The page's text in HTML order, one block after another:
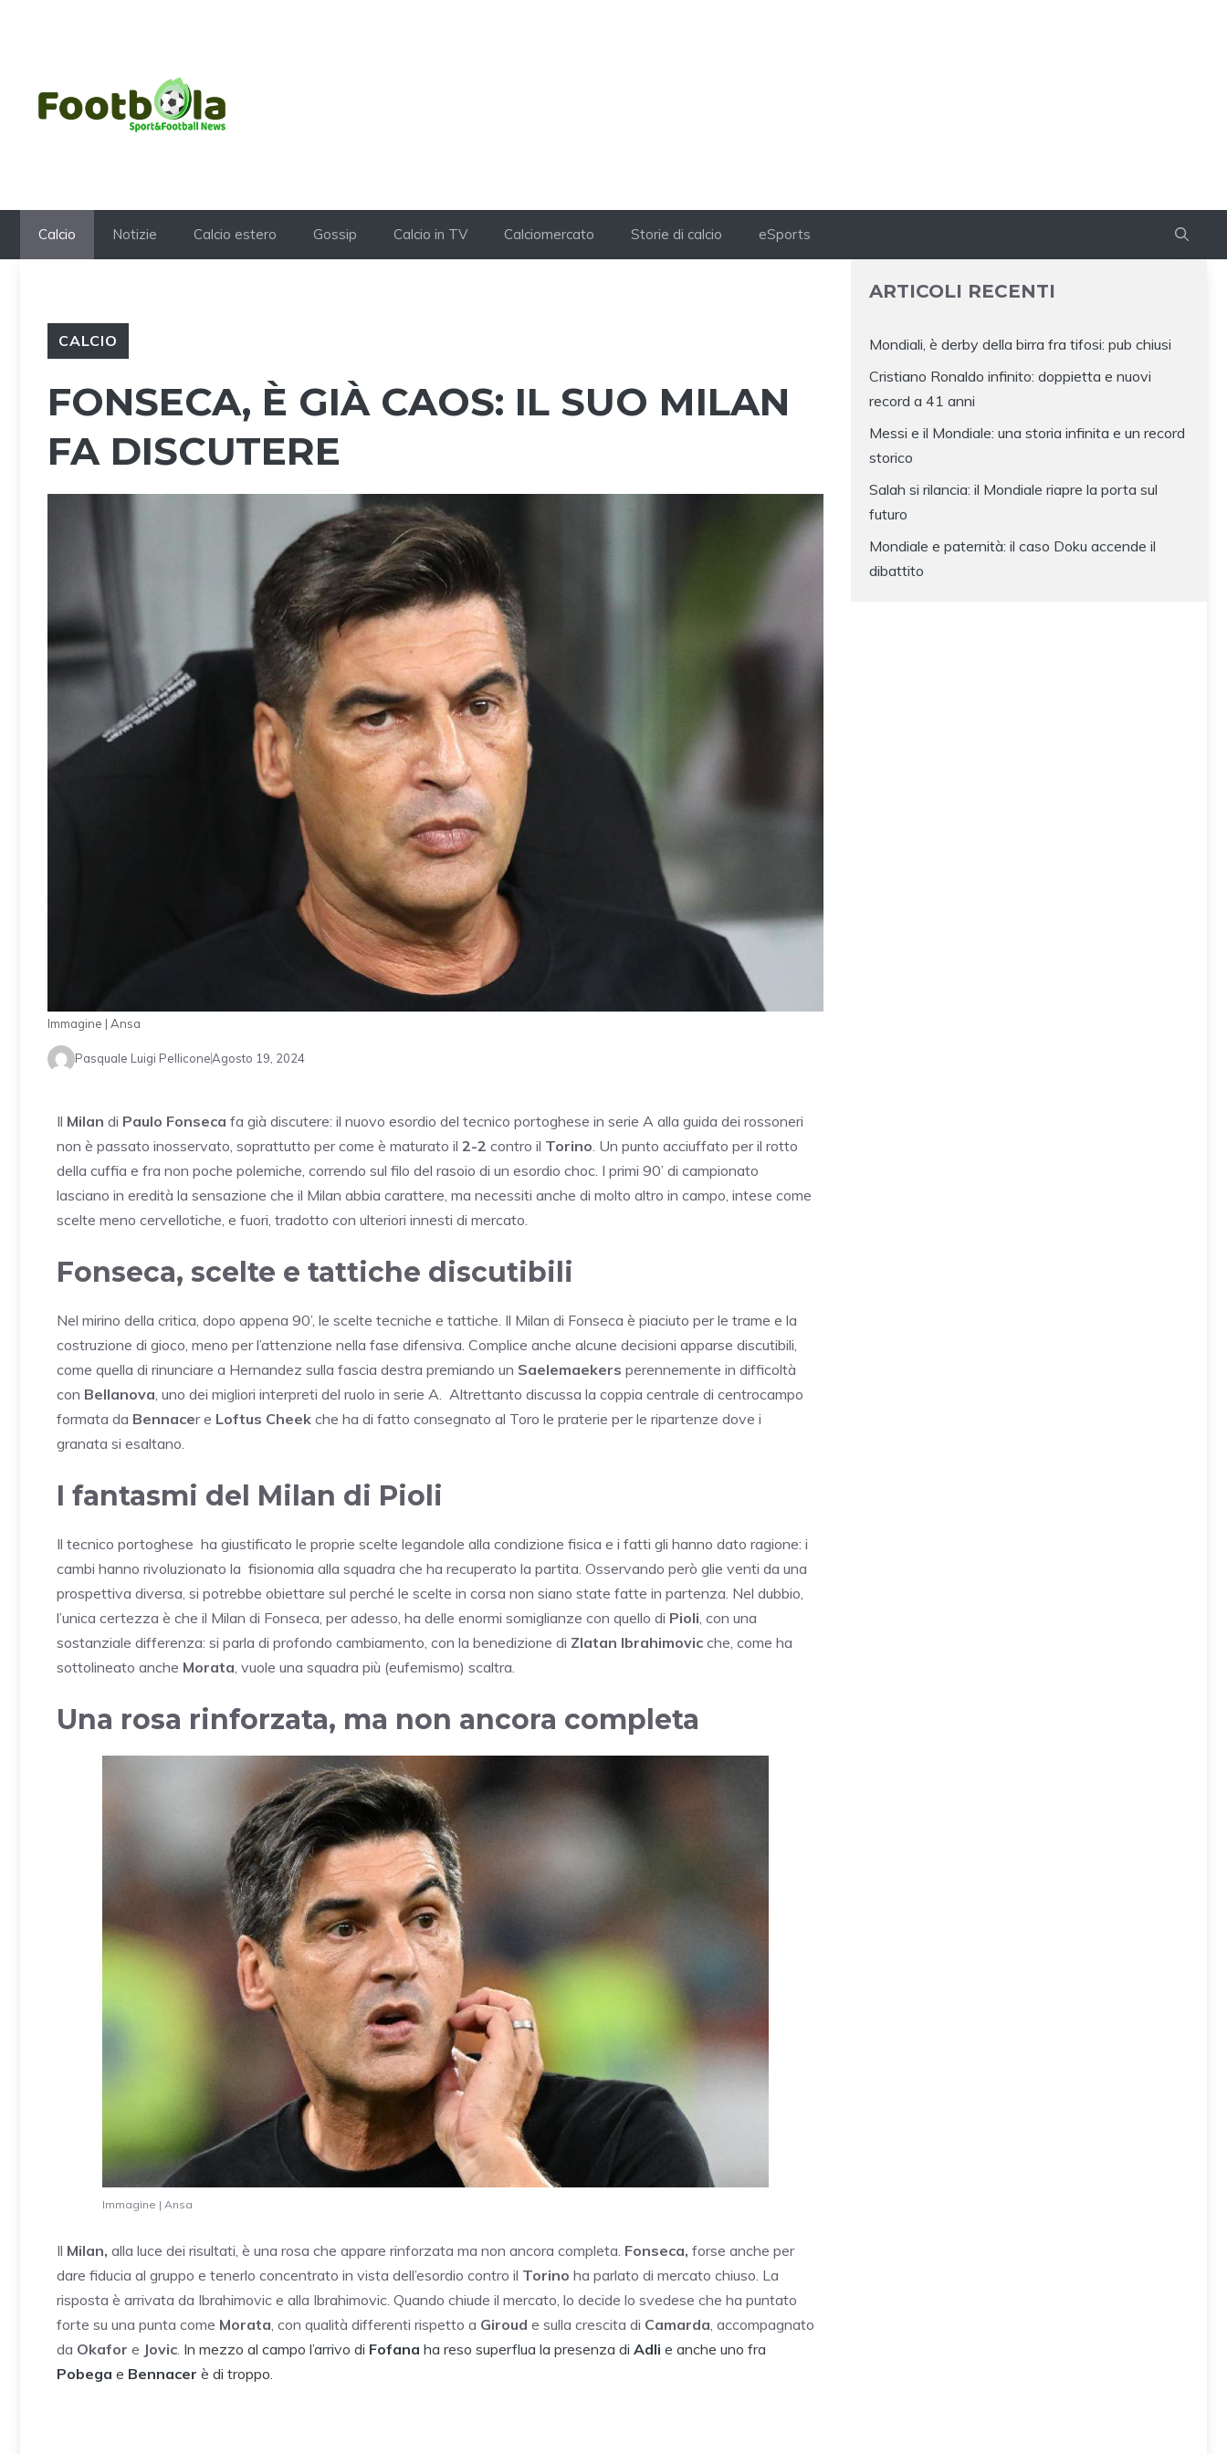
Calcio Notizie Calcio estero Gossip Calcio in TV Calciomercato Storie di calcio eSports
CALCIO
FONSECA, È GIÀ CAOS: IL SUO MILAN
FA DISCUTERE
Immagine | Ansa
Pasquale Luigi PelliconeAgosto 19, 2024
Il Milan di Paulo Fonseca fa già discutere: il nuovo esordio del tecnico portoghese in serie A alla guida dei rossoneri
non è passato inosservato, soprattutto per come è maturato il 2-2 contro il Torino . Un punto acciuffato per il rotto
della cuffia e fra non poche polemiche, correndo sul filo del rasoio di un esordio choc. I primi 90’ di campionato
lasciano in eredità la sensazione che il Milan abbia carattere, ma necessiti anche di molto altro in campo, intese come
scelte meno cervellotiche, e fuori, tradotto con ulteriori innesti di mercato.
Fonseca, scelte e tattiche discutibili
Nel mirino della critica, dopo appena 90’, le scelte tecniche e tattiche. Il Milan di Fonseca è piaciuto per le trame e la
costruzione di gioco, meno per l’attenzione nella fase difensiva. Complice anche alcune decisioni apparse discutibili,
come quella di rinunciare a Hernandez sulla fascia destra premiando un Saelemaekers perennemente in difficoltà
con Bellanova , uno dei migliori interpreti del ruolo in serie A. Altrettanto discussa la coppia centrale di centrocampo
formata da Bennacer e Loftus Cheek che ha di fatto consegnato al Toro le praterie per le ripartenze dove i
granata si esaltano.
I fantasmi del Milan di Pioli
Il tecnico portoghese ha giustificato le proprie scelte legandole alla condizione fisica e i fatti gli hanno dato ragione: i
cambi hanno rivoluzionato la fisionomia alla squadra che ha recuperato la partita. Osservando però glie venti da una
prospettiva diversa, si potrebbe obiettare sul perché le scelte in corsa non siano state fatte in partenza. Nel dubbio,
l’unica certezza è che il Milan di Fonseca, per adesso, ha delle enormi somiglianze con quello di Pioli , con una
sostanziale differenza: si parla di profondo cambiamento, con la benedizione di Zlatan Ibrahimovic che, come ha
sottolineato anche Morata , vuole una squadra più (eufemismo) scaltra.
Una rosa rinforzata, ma non ancora completa
Immagine | Ansa
Il Milan, alla luce dei risultati, è una rosa che appare rinforzata ma non ancora completa. Fonseca, forse anche per
dare fiducia al gruppo e tenerlo concentrato in vista dell’esordio contro il Torino ha parlato di mercato chiuso. La
risposta è arrivata da Ibrahimovic e alla Ibrahimovic. Quando chiude il mercato, lo decide lo svedese che ha puntato
forte su una punta come Morata, con qualità differenti rispetto a Giroud e sulla crescita di Camarda, accompagnato
da Okafor e Jovic. In mezzo al campo l’arrivo di Fofana ha reso superflua la presenza di Adli e anche uno fra
Pobega e Bennacer è di troppo.
ARTICOLI RECENTI
Mondiali, è derby della birra fra tifosi: pub chiusi
Cristiano Ronaldo infinito: doppietta e nuovi
record a 41 anni
Messi e il Mondiale: una storia infinita e un record
storico
Salah si rilancia: il Mondiale riapre la porta sul
futuro
Mondiale e paternità: il caso Doku accende il
dibattito